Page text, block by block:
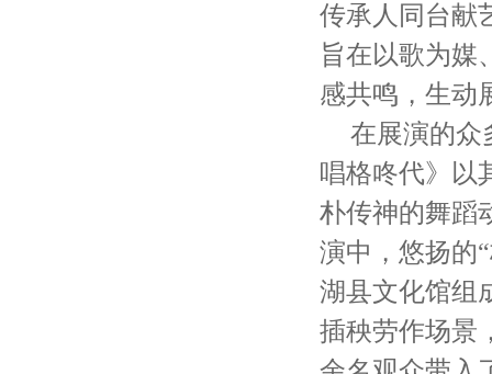
传承人同台献
旨在以歌为媒
感共鸣，生动
在展演的众
唱格咚代》以
朴传神的舞蹈
演中，悠扬的
湖县文化馆组
插秧劳作场景